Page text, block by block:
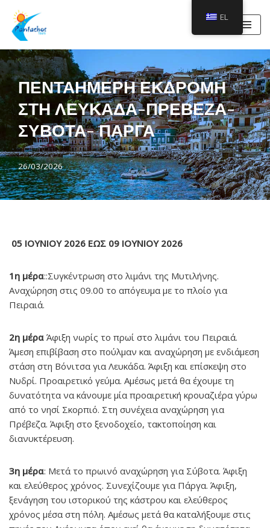
Μεταπηδήστε
στο
περιεχόμενο
ΠΕΝΤΑΗΜΕΡΗ ΕΚΔΡΟΜΗ
ΣΤΗ ΛΕΥΚΑΔΑ-ΠΡΕΒΕΖΑ-
ΣΥΒΟΤΑ- ΠΑΡΓΑ
26/03/2026
05 IOYNIOY 2026 ΕΩΣ 09 IOYNIOY 2026
1η μέρα::Συγκέντρωση στο λιμάνι της Μυτιλήνης.
Αναχώρηση στις 09.00 το απόγευμα με το πλοίο για
Πειραιά.
2η μέρα Άφιξη νωρίς το πρωί στο λιμάνι του Πειραιά.
Άμεση επιβίβαση στο πούλμαν και αναχώρηση με ενδιάμεση
στάση στη Βόνιτσα για Λευκάδα. Άφιξη και επίσκεψη στο
Νυδρί. Προαιρετικό γεύμα. Αμέσως μετά θα έχουμε τη
δυνατότητα να κάνουμε μία προαιρετική κρουαζιέρα γύρω
από το νησί Σκορπιό. Στη συνέχεια αναχώρηση για
Πρέβεζα. Άφιξη στο ξενοδοχείο, τακτοποίηση και
διανυκτέρευση.
3η μέρα: Μετά το πρωινό αναχώρηση για Σύβοτα. Άφιξη
και ελεύθερος χρόνος. Συνεχίζουμε για Πάργα. Άφιξη,
ξενάγηση του ιστορικού της κάστρου και ελεύθερος
χρόνος μέσα στη πόλη. Αμέσως μετά θα καταλήξουμε στις
EL